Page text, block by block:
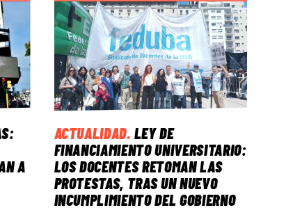
A
ACTUALIDAD. LEY DE
FINANCIAMIENTO UNIVERSITARIO:
LOS DOCENTES RETOMAN LAS
PROTESTAS, TRAS UN NUEVO
INCUMPLIMIENTO DEL GOBIERNO